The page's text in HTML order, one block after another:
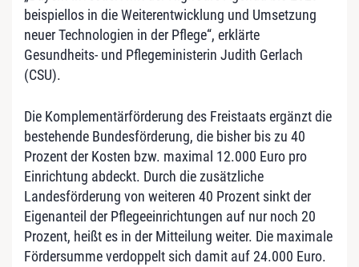
beispiellos in die Weiterentwicklung und Umsetzung
neuer Technologien in der Pflege“, erklärte
Gesundheits- und Pflegeministerin Judith Gerlach
(CSU).
Die Komplementärförderung des Freistaats ergänzt die
bestehende Bundesförderung, die bisher bis zu 40
Prozent der Kosten bzw. maximal 12.000 Euro pro
Einrichtung abdeckt. Durch die zusätzliche
Landesförderung von weiteren 40 Prozent sinkt der
Eigenanteil der Pflegeeinrichtungen auf nur noch 20
Prozent, heißt es in der Mitteilung weiter. Die maximale
Fördersumme verdoppelt sich damit auf 24.000 Euro.